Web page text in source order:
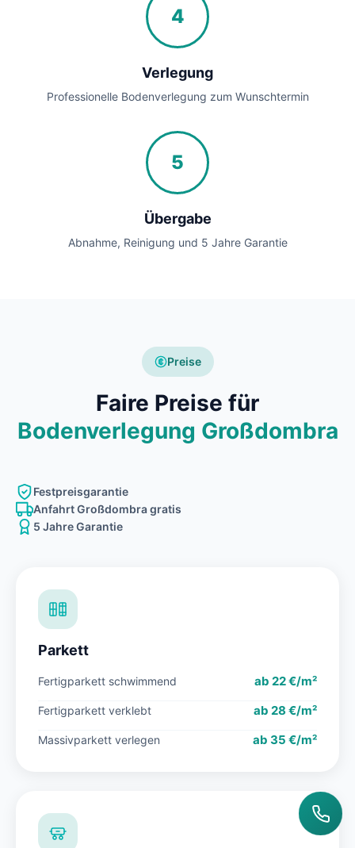
4
Verlegung
Professionelle Bodenverlegung zum Wunschtermin
5
Übergabe
Abnahme, Reinigung und 5 Jahre Garantie
Preise
Faire Preise für
Bodenverlegung Großdombra
Festpreisgarantie
Anfahrt Großdombra gratis
5 Jahre Garantie
Parkett
Fertigparkett schwimmend ab 22 €/m²
Fertigparkett verklebt ab 28 €/m²
Massivparkett verlegen ab 35 €/m²